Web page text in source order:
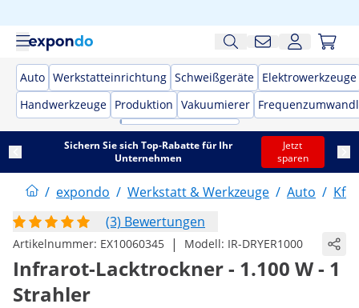
Auto Werkstatteinrichtung Schweißgeräte Elektrowerkzeuge
Handwerkzeuge Produktion Vakuumierer
Sichern Sie sich Top-Rabatte für Ihr
Unternehmen
Jetzt
sparen
/ expondo / Werkstatt & Werkzeuge / Auto /
(3) Bewertungen
Artikelnummer: EX10060345 | Modell: IR-DRYER1000
Infrarot-Lacktrockner - 1.100 W - 1
Strahler